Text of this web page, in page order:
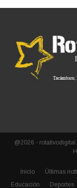
@2026 -
Inicio Últimas
Educación
Deportes